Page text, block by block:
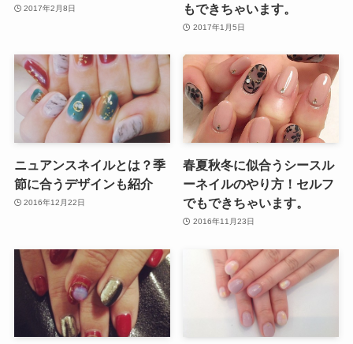
2017年2月8日
もできちゃいます。
2017年1月5日
ニュアンスネイルとは？季
節に合うデザインも紹介
2016年12月22日
春夏秋冬に似合うシースル
ーネイルのやり方！セルフ
でもできちゃいます。
2016年11月23日